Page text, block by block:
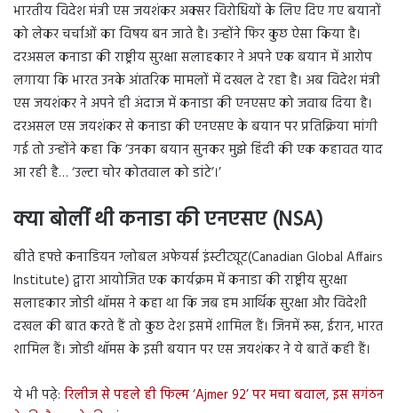
भारतीय विदेश मंत्री एस जयशंकर अक्सर विरोधियों के लिए दिए गए बयानों
को लेकर चर्चाओं का विषय बन जाते है। उन्होंने फिर कुछ ऐसा किया है।
दरअसल कनाडा की राष्ट्रीय सुरक्षा सलाहकार ने अपने एक बयान में आरोप
लगाया कि भारत उनके आंतरिक मामलों में दखल दे रहा है। अब विदेश मंत्री
एस जयशंकर ने अपने ही अंदाज में कनाडा की एनएसए को जवाब दिया है।
दरअसल एस जयशंकर से कनाडा की एनएसए के बयान पर प्रतिक्रिया मांगी
गई तो उन्होंने कहा कि ‘उनका बयान सुनकर मुझे हिंदी की एक कहावत याद
आ रही है… ‘उल्टा चोर कोतवाल को डांटे’।’
क्या बोलीं थी कनाडा की एनएसए (NSA)
बीते हफ्ते कनाडियन ग्लोबल अफेयर्स इंस्टीट्यूट(Canadian Global Affairs
Institute) द्वारा आयोजित एक कार्यक्रम में कनाडा की राष्ट्रीय सुरक्षा
सलाहकार जोडी थॉमस ने कहा था कि जब हम आर्थिक सुरक्षा और विदेशी
दखल की बात करते हैं तो कुछ देश इसमें शामिल हैं। जिनमें रूस, ईरान, भारत
शामिल हैं। जोडी थॉमस के इसी बयान पर एस जयशंकर ने ये बातें कही हैं।
ये भी पढ़े: रिलीज से पहले ही फिल्म ‘Ajmer 92’ पर मचा बवाल, इस सगंठन